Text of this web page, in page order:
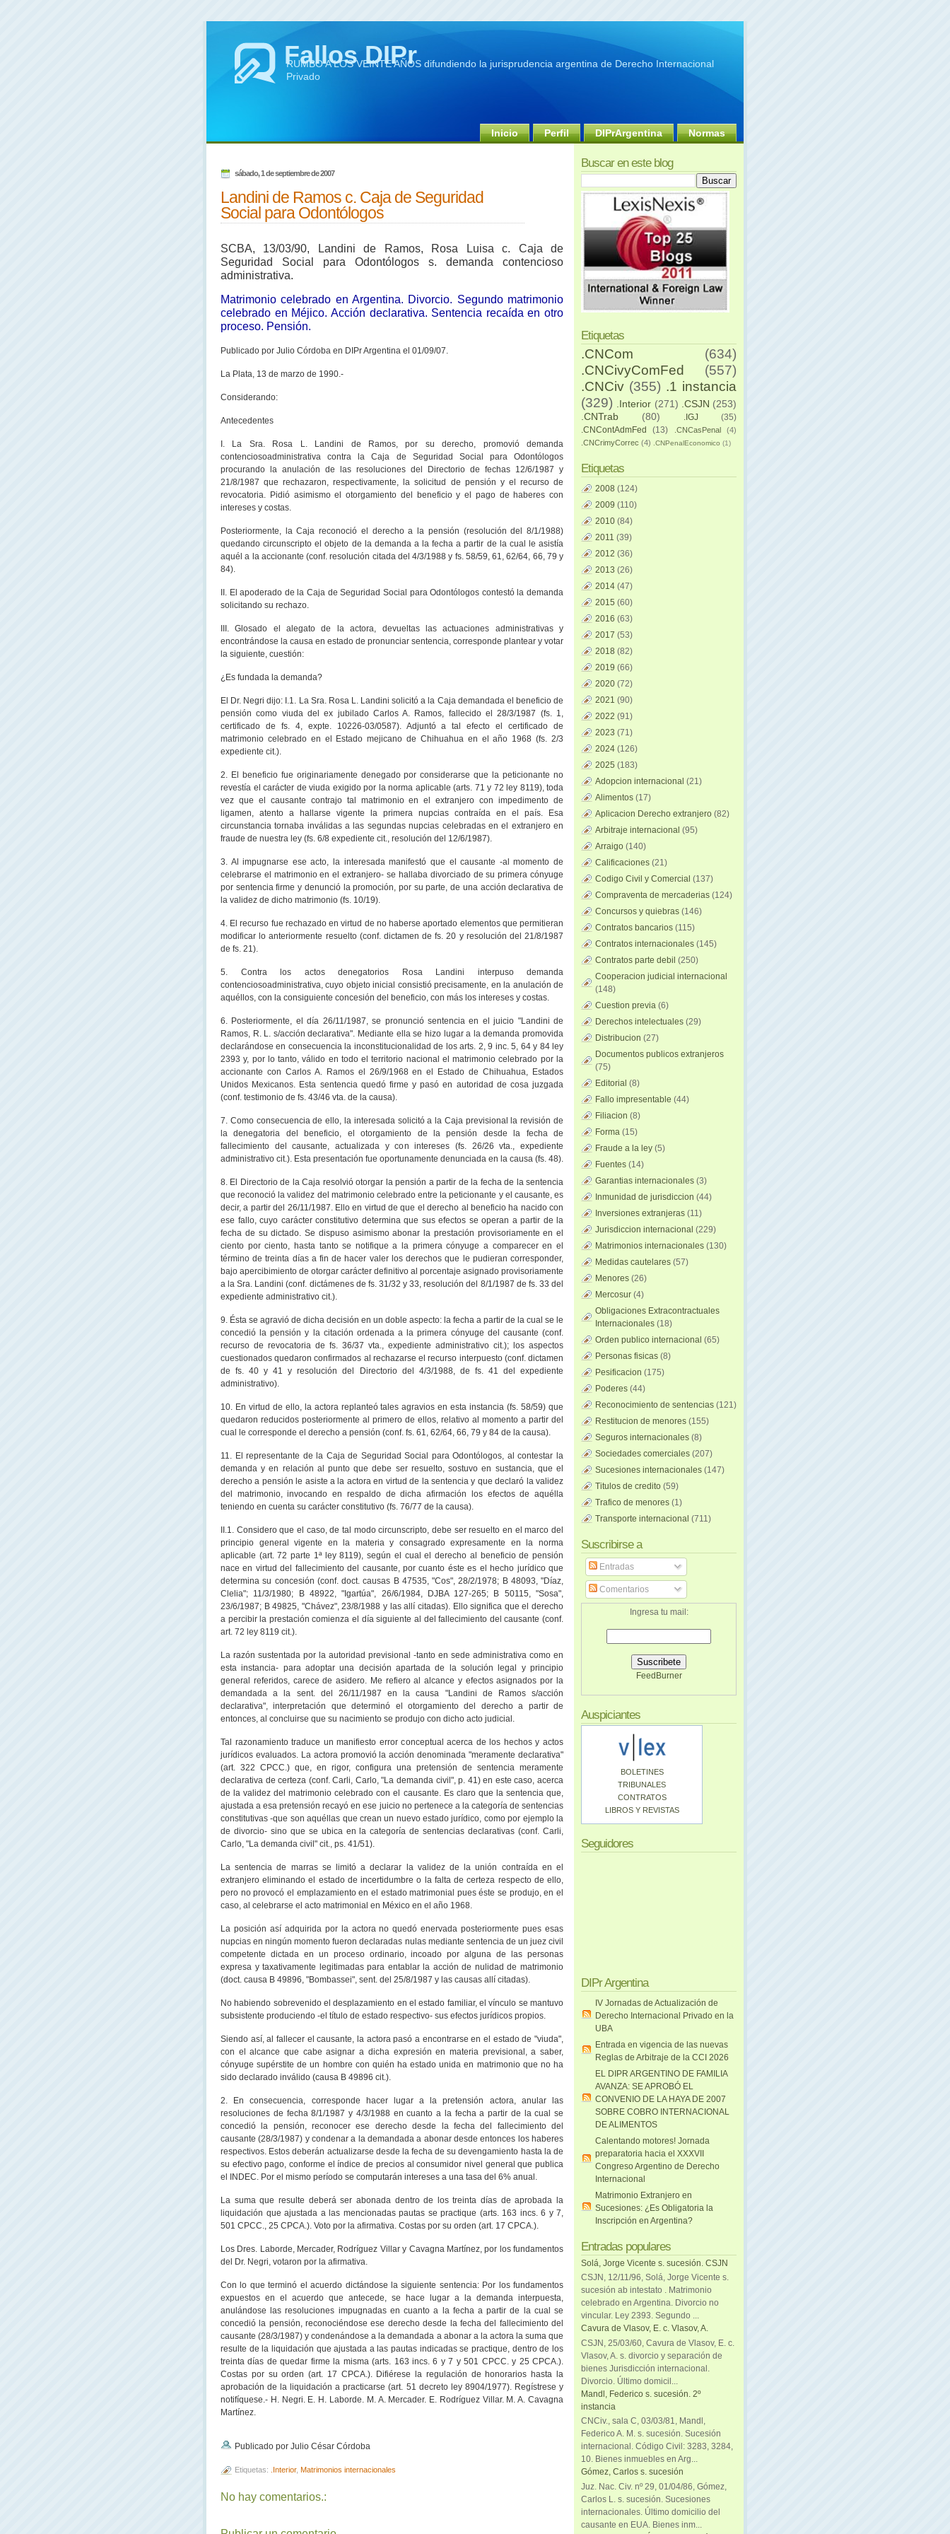
Fallos DIPr
RUMBO A LOS VEINTE AÑOS difundiendo la jurisprudencia argentina de Derecho Internacional
Privado
Inicio Perfil DIPrArgentina Normas
sábado, 1 de septiembre de 2007
Landini de Ramos c. Caja de Seguridad
Social para Odontólogos
SCBA, 13/03/90, Landini de Ramos, Rosa Luisa c. Caja de
Seguridad Social para Odontólogos s. demanda contencioso
administrativa.
Matrimonio celebrado en Argentina. Divorcio. Segundo matrimonio
celebrado en Méjico. Acción declarativa. Sentencia recaída en otro
proceso. Pensión.
Publicado por Julio Córdoba en DIPr Argentina el 01/09/07.
La Plata, 13 de marzo de 1990.-
Considerando:
Antecedentes
I. La Sra. Rosa L. Landini de Ramos, por su derecho, promovió demanda
contenciosoadministrativa contra
la Caja de Seguridad Social para Odontólogos
procurando la anulación de las resoluciones del Directorio de fechas 12/6/1987 y
21/8/1987 que rechazaron, respectivamente, la solicitud de pensión y el recurso de
revocatoria. Pidió asimismo el otorgamiento del beneficio y el pago de haberes con
intereses y costas.
Posteriormente, la Caja reconoció el derecho a la pensión (resolución del 8/1/1988)
quedando circunscripto el objeto de la demanda a la fecha a partir de la cual le asistía
aquél a la accionante (conf. resolución citada del 4/3/1988 y fs. 58/59, 61, 62/64, 66, 79 y
84).
II. El apoderado de la Caja de Seguridad Social para Odontólogos contestó la demanda
solicitando su rechazo.
III. Glosado el alegato de la actora, devueltas las actuaciones administrativas y
encontrándose la causa en estado de pronunciar sentencia, corresponde plantear y votar
la siguiente, cuestión:
¿Es fundada la demanda?
El Dr. Negri dijo: I.1. La Sra. RosaL. Landini solicitó a la Cajademandada el beneficio de
pensión como viuda del ex jubilado Carlos A. Ramos, fallecido el 28/3/1987 (fs. 1,
certificado de fs. 4, expte. 10226-03/0587). Adjuntó a tal efecto el certificado de
matrimonio celebrado en el Estado mejicano de Chihuahua en el año 1968 (fs. 2/3
expediente cit.).
2. El beneficio fue originariamente denegado por considerarse que la peticionante no
revestía el carácter de viuda exigido por la norma aplicable (arts. 71 y 72 ley 8119), toda
vez que el causante contrajo tal matrimonio en el extranjero con impedimento de
ligamen, atento a hallarse vigente la primera nupcias contraída en el país. Esa
circunstancia tornaba inválidas a las segundas nupcias celebradas en el extranjero en
fraude de nuestra ley (fs. 6/8 expediente cit., resolución del 12/6/1987).
3. Al impugnarse ese acto, la interesada manifestó que el causante -al momento de
celebrarse el matrimonio en el extranjero- se hallaba divorciado de su primera cónyuge
por sentencia firme y denunció la promoción, por su parte, de una acción declarativa de
la validez de dicho matrimonio (fs. 10/19).
4. El recurso fue rechazado en virtud de no haberse aportado elementos que permitieran
modificar lo anteriormente resuelto (conf. dictamen de fs. 20 y resolución del 21/8/1987
de fs. 21).
5. Contra los actos denegatorios Rosa Landini interpuso demanda
contenciosoadministrativa, cuyo objeto inicial consistió precisamente, en la anulación de
aquéllos, con la consiguiente concesión del beneficio, con más los intereses y costas.
6. Posteriormente, el día 26/11/1987, se pronunció sentencia en el juicio "Landini de
Ramos, R. L. s/acción declarativa". Mediante ella se hizo lugar a la demanda promovida
declarándose en consecuencia la inconstitucionalidad de los arts. 2, 9 inc. 5, 64 y 84 ley
2393 y, por lo tanto, válido en todo el territorio nacional el matrimonio celebrado por la
accionante con Carlos A. Ramos el 26/9/1968 en el Estado de Chihuahua, Estados
Unidos Mexicanos. Esta sentencia quedó firme y pasó en autoridad de cosa juzgada
(conf. testimonio de fs. 43/46 vta. de la causa).
7. Como consecuencia de ello, la interesada solicitó a la Cajaprevisional la revisión de
la denegatoria del beneficio, el otorgamiento de la pensión desde la fecha de
fallecimiento del causante, actualizada y con intereses (fs. 26/26 vta., expediente
administrativo cit.). Esta presentación fue oportunamente denunciada en la causa (fs. 48).
8. El Directorio de la Caja resolvió otorgar la pensión a partir de la fecha de la sentencia
que reconoció la validez del matrimonio celebrado entre la peticionante y el causante, es
decir, a partir del 26/11/1987. Ello en virtud de que el derecho al beneficio ha nacido con
ese fallo, cuyo carácter constitutivo determina que sus efectos se operan a partir de la
fecha de su dictado. Se dispuso asimismo abonar la prestación provisoriamente en el
ciento por ciento, hasta tanto se notifique a la primera cónyuge a comparecer en el
término de treinta días a fin de hacer valer los derechos que le pudieran corresponder,
bajo apercibimiento de otorgar carácter definitivo al porcentaje asignado provisoriamente
a la Sra. Landini (conf. dictámenes de fs. 31/32 y 33, resolución del 8/1/1987 de fs. 33 del
expediente administrativo cit.).
9. Ésta se agravió de dicha decisión en un doble aspecto: la fecha a partir de la cual se le
concedió la pensión y la citación ordenada a la primera cónyuge del causante (conf.
recurso de revocatoria de fs. 36/37 vta., expediente administrativo cit.); los aspectos
cuestionados quedaron confirmados al rechazarse el recurso interpuesto (conf. dictamen
de fs. 40 y 41 y resolución del Directorio del 4/3/1988, de fs. 41 del expediente
administrativo).
10. En virtud de ello, la actora replanteó tales agravios en esta instancia (fs. 58/59) que
quedaron reducidos posteriormente al primero de ellos, relativo al momento a partir del
cual le corresponde el derecho a pensión (conf. fs. 61, 62/64, 66, 79 y 84 de la causa).
11. El representante de la Cajade Seguridad Social para Odontólogos, al contestar la
demanda y en relación al punto que debe ser resuelto, sostuvo en sustancia, que el
derecho a pensión le asiste a la actora en virtud de la sentencia y que declaró la validez
del matrimonio, invocando en respaldo de dicha afirmación los efectos de aquélla
teniendo en cuenta su carácter constitutivo (fs. 76/77 de la causa).
II.1. Considero que el caso, de tal modo circunscripto, debe ser resuelto en el marco del
principio general vigente en la materia y consagrado expresamente en la norma
aplicable (art. 72 parte 1ª ley 8119), según el cual el derecho al beneficio de pensión
nace en virtud del fallecimiento del causante, por cuanto éste es el hecho jurídico que
determina su concesión (conf. doct. causas B 47535, "Cos", 28/2/1978; B 48093, "Díaz,
Clelia"; 11/3/1980; B 48922, "Igartúa", 26/6/1984, DJBA 127-265; B 50115, "Sosa",
23/6/1987; B 49825, "Chávez", 23/8/1988 y las allí citadas). Ello significa que el derecho
a percibir la prestación comienza el día siguiente al del fallecimiento del causante (conf.
art. 72 ley 8119 cit.).
La razón sustentada por la autoridad previsional -tanto en sede administrativa como en
esta instancia- para adoptar una decisión apartada de la solución legal y principio
general referidos, carece de asidero. Me refiero al alcance y efectos asignados por la
demandada a la sent. del 26/11/1987 en la causa "Landini de Ramos s/acción
declarativa", interpretación que determinó el otorgamiento del derecho a partir de
entonces, al concluirse que su nacimiento se produjo con dicho acto judicial.
Tal razonamiento traduce un manifiesto error conceptual acerca de los hechos y actos
jurídicos evaluados. La actora promovió la acción denominada "meramente declarativa"
(art. 322 CPCC.) que, en rigor, configura una pretensión de sentencia meramente
declarativa de certeza (conf. Carli, Carlo, "La demanda civil", p. 41) en este caso, acerca
de la validez del matrimonio celebrado con el causante. Es claro que la sentencia que,
ajustada a esa pretensión recayó en ese juicio no pertenece a la categoría de sentencias
constitutivas -que son aquéllas que crean un nuevo estado jurídico, como por ejemplo la
de divorcio- sino que se ubica en la categoría de sentencias declarativas (conf. Carli,
Carlo, "La demanda civil" cit., ps. 41/51).
La sentencia de marras se limitó a declarar la validez de la unión contraída en el
extranjero eliminando el estado de incertidumbre o la falta de certeza respecto de ello,
pero no provocó el emplazamiento en el estado matrimonial pues éste se produjo, en el
caso, al celebrarse el acto matrimonial en México en el año 1968.
La posición así adquirida por la actora no quedó enervada posteriormente pues esas
nupcias en ningún momento fueron declaradas nulas mediante sentencia de un juez civil
competente dictada en un proceso ordinario, incoado por alguna de las personas
expresa y taxativamente legitimadas para entablar la acción de nulidad de matrimonio
(doct. causa B 49896, "Bombassei", sent. del 25/8/1987 y las causas allí citadas).
No habiendo sobrevenido el desplazamiento en el estado familiar, el vínculo se mantuvo
subsistente produciendo -el título de estado respectivo- sus efectos jurídicos propios.
Siendo así, al fallecer el causante, la actora pasó a encontrarse en el estado de "viuda",
con el alcance que cabe asignar a dicha expresión en materia previsional, a saber,
cónyuge supérstite de un hombre con quién ha estado unida en matrimonio que no ha
sido declarado inválido (causa B 49896 cit.).
2. En consecuencia, corresponde hacer lugar a la pretensión actora, anular las
resoluciones de fecha 8/1/1987 y 4/3/1988 en cuanto a la fecha a partir de la cual se
concedió la pensión, reconocer ese derecho desde la fecha del fallecimiento del
causante (28/3/1987) y condenar a la demandada a abonar desde entonces los haberes
respectivos. Estos deberán actualizarse desde la fecha de su devengamiento hasta la de
su efectivo pago, conforme el índice de precios al consumidor nivel general que publica
el INDEC. Por el mismo período se computarán intereses a una tasa del 6% anual.
La suma que resulte deberá ser abonada dentro de los treinta días de aprobada la
liquidación que ajustada a las mencionadas pautas se practique (arts. 163 incs. 6 y 7,
501 CPCC., 25 CPCA.). Voto por la afirmativa. Costas por su orden (art. 17 CPCA.).
Los Dres. Laborde, Mercader, Rodríguez Villar y Cavagna Martínez, por los fundamentos
del Dr. Negri, votaron por la afirmativa.
Con lo que terminó el acuerdo dictándose la siguiente sentencia: Por los fundamentos
expuestos en el acuerdo que antecede, se hace lugar a la demanda interpuesta,
anulándose las resoluciones impugnadas en cuanto a la fecha a partir de la cual se
concedió la pensión, reconociéndose ese derecho desde la fecha del fallecimiento del
causante (28/3/1987) y condenándose a la demandada a abonar a la actora la suma que
resulte de la liquidación que ajustada a las pautas indicadas se practique, dentro de los
treinta días de quedar firme la misma (arts. 163 incs. 6 y 7 y 501 CPCC. y 25 CPCA.).
Costas por su orden (art. 17 CPCA.). Difiérese la regulación de honorarios hasta la
aprobación de la liquidación a practicarse (art. 51 decreto ley 8904/1977). Regístrese y
notifíquese.- H. Negri. E. H. Laborde. M. A. Mercader. E. Rodríguez Villar. M. A. Cavagna
Martínez.
Publicado por Julio César Córdoba
Etiquetas: .Interior, Matrimonios internacionales
No hay comentarios.:
Buscar en este blog
Etiquetas
.CNCom
(634)
.CNCivyComFed
(557)
.CNCiv (355) .1 instancia
(329)
.Interior (271) .CSJN (253)
.CNTrab
(80) .IGJ
(35)
.CNContAdmFed
(13) .CNCasPenal
(4)
.CNCrimyCorrec (4) .CNPenalEconomico (1)
Etiquetas
2008 (124)
2009 (110)
2010 (84)
2011 (39)
2012 (36)
2013 (26)
2014 (47)
2015 (60)
2016 (63)
2017 (53)
2018 (82)
2019 (66)
2020 (72)
2021 (90)
2022 (91)
2023 (71)
2024 (126)
2025 (183)
Adopcion internacional (21)
Alimentos (17)
Aplicacion Derecho extranjero (82)
Arbitraje internacional (95)
Arraigo (140)
Calificaciones (21)
Codigo Civil y Comercial (137)
Compraventa de mercaderias (124)
Concursos y quiebras (146)
Contratos bancarios (115)
Contratos internacionales (145)
Contratos parte debil (250)
Cooperacion judicial internacional
(148)
Cuestion previa (6)
Derechos intelectuales (29)
Distribucion (27)
Documentos publicos extranjeros
(75)
Editorial (8)
Fallo impresentable (44)
Filiacion (8)
Forma (15)
Fraude a la ley (5)
Fuentes (14)
Garantias internacionales (3)
Inmunidad de jurisdiccion (44)
Inversiones extranjeras (11)
Jurisdiccion internacional (229)
Matrimonios internacionales (130)
Medidas cautelares (57)
Menores (26)
Mercosur (4)
Obligaciones Extracontractuales
Internacionales (18)
Orden publico internacional (65)
Personas fisicas (8)
Pesificacion (175)
Poderes (44)
Reconocimiento de sentencias (121)
Restitucion de menores (155)
Seguros internacionales (8)
Sociedades comerciales (207)
Sucesiones internacionales (147)
Titulos de credito (59)
Trafico de menores (1)
Transporte internacional (711)
Suscribirse a
Entradas
Comentarios
Ingresa tu mail:
FeedBurner
Auspiciantes
BOLETINES
TRIBUNALES
CONTRATOS
LIBROS Y REVISTAS
Seguidores
DIPr Argentina
IV Jornadas de Actualización de
Derecho Internacional Privado en la
UBA
Entrada en vigencia de las nuevas
Reglas de Arbitraje de la CCI 2026
EL DIPR ARGENTINO DE FAMILIA
AVANZA: SE APROBÓ EL
CONVENIO DE LA HAYA DE 2007
SOBRE COBRO INTERNACIONAL
DE ALIMENTOS
Calentando motores! Jornada
preparatoria hacia el XXXVII
Congreso Argentino de Derecho
Internacional
Matrimonio Extranjero en
Sucesiones: ¿Es Obligatoria la
Inscripción en Argentina?
Entradas populares
Solá, Jorge Vicente s. sucesión. CSJN
CSJN, 12/11/96, Solá, Jorge Vicente s.
sucesión ab intestato . Matrimonio
celebrado en Argentina. Divorcio no
vincular. Ley 2393. Segundo ...
Cavura de Vlasov, E. c. Vlasov, A.
CSJN, 25/03/60, Cavura de Vlasov, E. c.
Vlasov, A. s. divorcio y separación de
bienes Jurisdicción internacional.
Divorcio. Último domicil...
Mandl, Federico s. sucesión. 2º
instancia
CNCiv., sala C, 03/03/81, Mandl,
Federico A. M. s. sucesión. Sucesión
internacional. Código Civil: 3283, 3284,
10. Bienes inmuebles en Arg...
Gómez, Carlos s. sucesión
Juz. Nac. Civ. nº 29, 01/04/86, Gómez,
Carlos L. s. sucesión. Sucesiones
internacionales. Último domicilio del
causante en EUA. Bienes inm...